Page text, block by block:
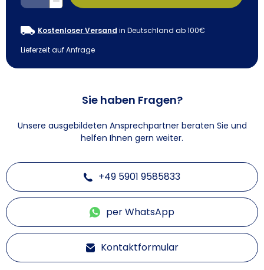
Kostenloser Versand in Deutschland ab 100€
Lieferzeit auf Anfrage
Sie haben Fragen?
Unsere ausgebildeten Ansprechpartner beraten Sie und
helfen Ihnen gern weiter.
+49 5901 9585833
per WhatsApp
Kontaktformular